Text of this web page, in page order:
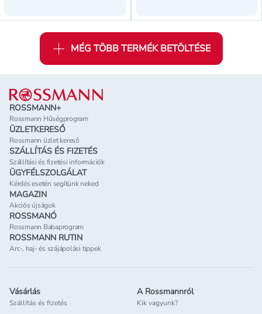
MÉG TÖBB TERMÉK BETÖLTÉSE
Lábléc
ROSSMANN+
Rossmann Hűségprogram
ÜZLETKERESŐ
Rossmann üzlet kereső
SZÁLLÍTÁS ÉS FIZETÉS
Szállítási és fizetési információk
ÜGYFÉLSZOLGÁLAT
Kérdés esetén segítünk neked
MAGAZIN
Akciós újságok
ROSSMANÓ
Rossmann Babaprogram
ROSSMANN RUTIN
Arc-, haj- és szájápolási tippek
Vásárlás
Szállítás és fizetés
A Rossmannról
Kik vagyunk?